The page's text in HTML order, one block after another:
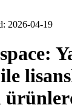
2026-04-19